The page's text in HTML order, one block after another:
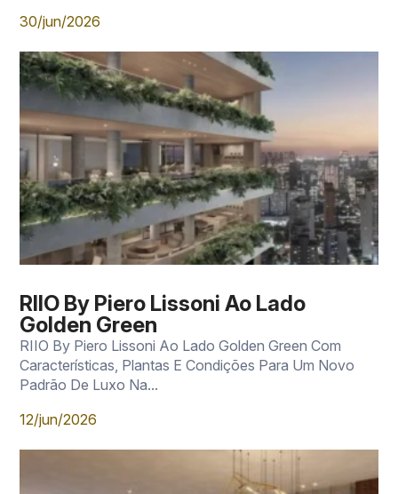
30/jun/2026
RIIO By Piero Lissoni Ao Lado
Golden Green
RIIO By Piero Lissoni Ao Lado Golden Green Com
Características, Plantas E Condições Para Um Novo
Padrão De Luxo Na...
12/jun/2026